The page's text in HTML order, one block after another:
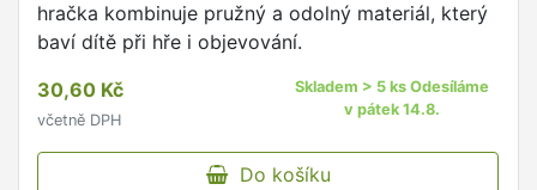
hračka kombinuje pružný a odolný materiál, který
baví dítě při hře i objevování.
30,60 Kč
včetně DPH
Skladem > 5 ks Odesíláme
v pátek 14.8.
Do košíku